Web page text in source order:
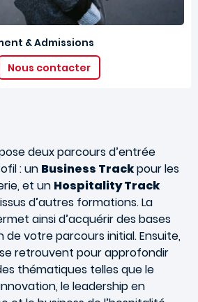
& Admissions
Nous contacter
deux parcours d’entrée
: un Business Trackpour les
et un Hospitality Track
d’autres formations. La
ainsi d’acquérir des bases
de votre parcours initial. Ensuite,
retrouvent pour approfondir
thématiques telles que le
le leadership en